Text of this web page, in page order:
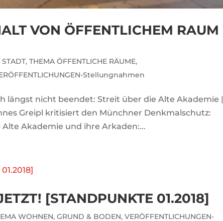
VON ÖFFENTLICHEM RAUM
STADT,THEMA ÖFFENTLICHE RÄUME,
Stellungnahmen
längst nicht beendet: Streit über die Alte Akademie |
Greipl kritisiert den Münchner Denkmalschutz:
Alte Akademie und ihre Arkaden:...
[STANDPUNKTE 01.2018]
WOHNEN, GRUND & BODEN,VERÖFFENTLICHUNGEN-